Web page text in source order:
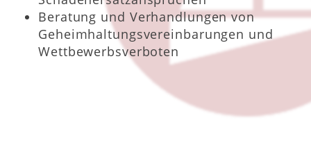
Beratung und Verhandlungen von
Geheimhaltungsvereinbarungen und
Wettbewerbsverboten